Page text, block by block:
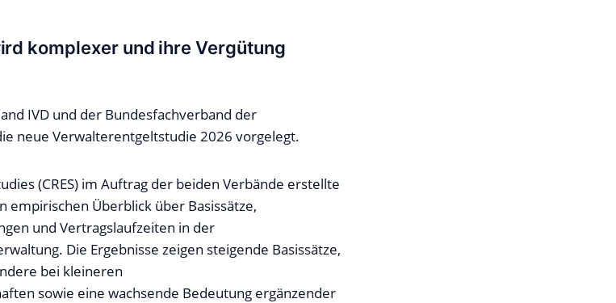
komplexer und ihre Vergütung
IVD und der Bundesfachverband der
neue Verwalterentgeltstudie 2026 vorgelegt.
(CRES) im Auftrag der beiden Verbände erstellte
empirischen Überblick über Basissätze,
und Vertragslaufzeiten in der
Die Ergebnisse zeigen steigende Basissätze,
bei kleineren
sowie eine wachsende Bedeutung ergänzender